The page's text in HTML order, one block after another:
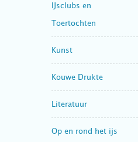
IJsclubs en
Toertochten
Kunst
Kouwe Drukte
Literatuur
Op en rond het ijs